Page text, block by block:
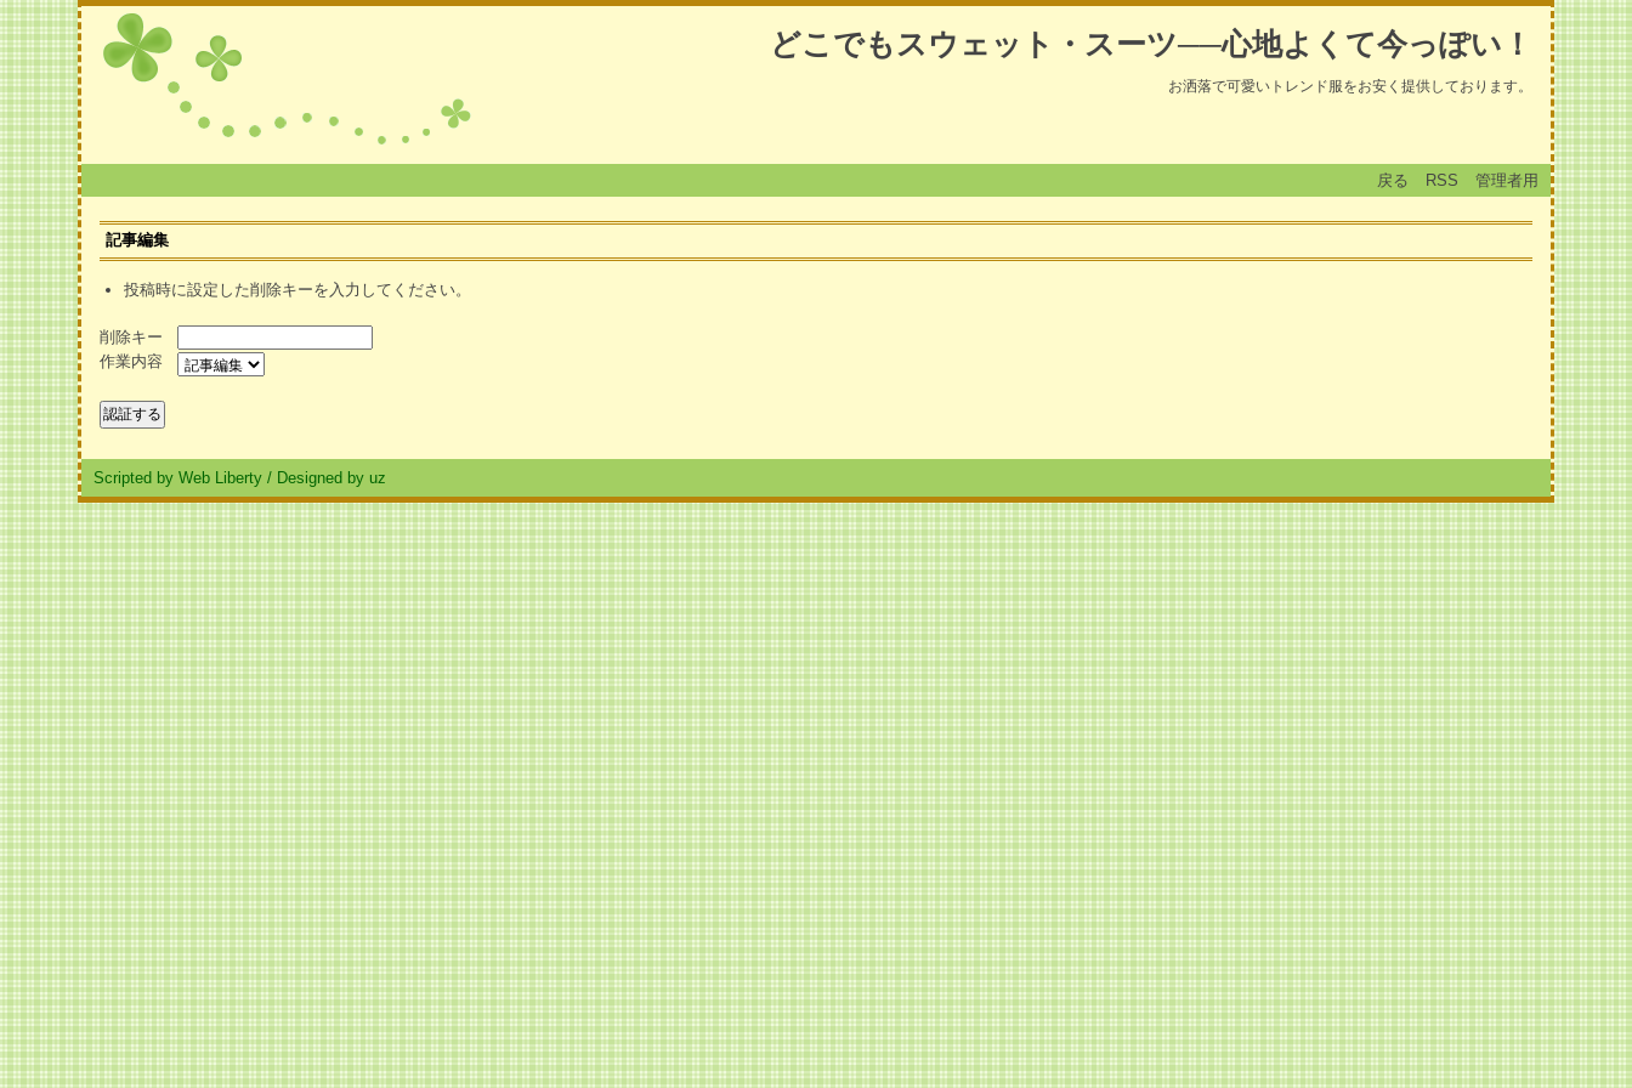
どこでもスウェット・スーツ──心地よくて今っぽい！
お洒落で可愛いトレンド服をお安く提供しております。
戻る RSS 管理者用
記事編集
投稿時に設定した削除キーを入力してください。
削除キー
作業内容
Scripted by Web Liberty / Designed by uz